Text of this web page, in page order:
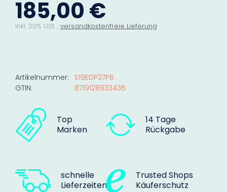
185,00 €
inkl. 20% USt. , versandkostenfreie Lieferung
Artikelnummer:
S19EDP37PB
GTIN:
8719128933436
Top
Marken
14 Tage
Rückgabe
schnelle
Lieferzeiten
Trusted Shops
Käuferschutz